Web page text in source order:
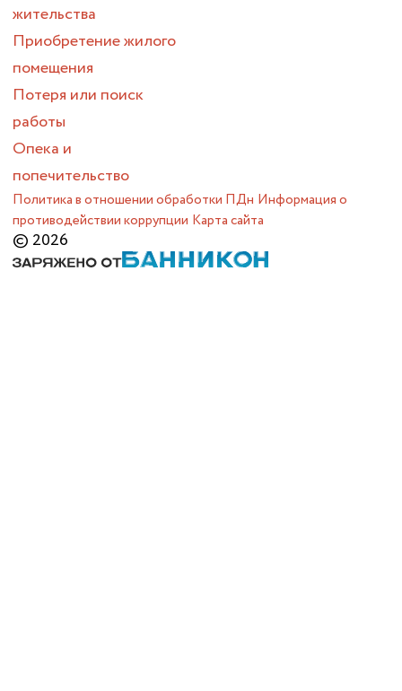
жительства
Приобретение жилого
помещения
Потеря или поиск
работы
Опека и
попечительство
Политика в отношении обработки ПДн Информация о
противодействии коррупции Карта сайта
© 2026